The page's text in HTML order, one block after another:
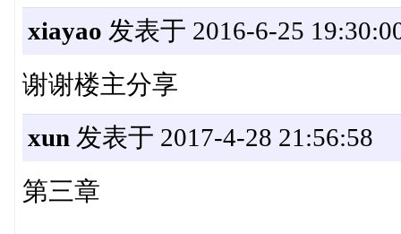
xiayao 发表于 2016-6-25
谢谢楼主分享
xun 发表于 2017-4-28 21:56:58
第三章